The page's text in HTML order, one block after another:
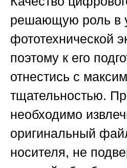
решающую роль в
фототехнической
поэтому к его
отнестись с
тщательностью.
необходимо
оригинальный
носителя, не